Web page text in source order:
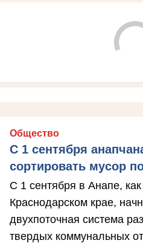
Общество
С 1 сентября
сортировать мусор
С 1 сентября в Анапе,
Краснодарском крае,
двухпоточная система
твердых коммунальных